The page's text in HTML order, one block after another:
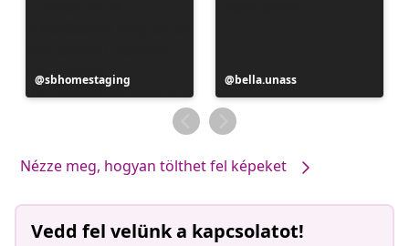
Bejegyzés
közzétevője
sbhomestaging
Bejegyzés
közzétevője
bella.unass
Nézze meg, hogyan tölthet fel képeket
Vedd fel velünk a kapcsolatot!